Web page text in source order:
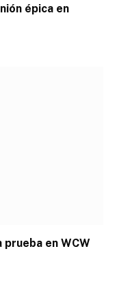
épica en
en WCW